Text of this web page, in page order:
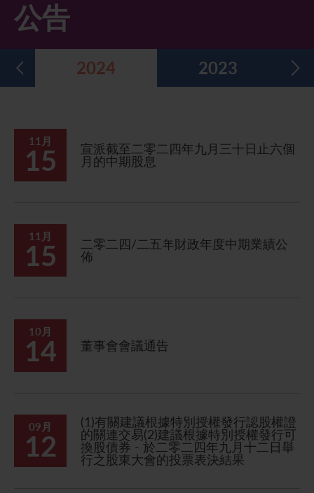
公司新聞
綜合資產負債表
五年財務摘要
投資者活動年曆
過去投資者活動
股息資料
分析師資料
常見問題
獎項與嘉許
股東通訊政策
公司通訊發布
公告
月報表/翌日披露報表
致非登記股東函件
股東會委任表格
股份購回報告 (於二零零八年七月四日或之前)
公告 (補發已遺失的股份證明書)
董事委員會
股東權利
董事會對環境、社會及管治事宜的監管
環境、社會及管治報告
聯合國可持續發展目標
社會責任網站 (英文版)
新聞和資源
多媒體資料庫
公告
2024 2023
11月
15
宣派截至二零二四年九月三十日止六個
月的中期股息
11月
15
二零二四/二五年財政年度中期業績公
佈
10月
14 董事會會議通告
09月
12
(1)有關建議根據特別授權發行認股權證
的關連交易(2)建議根據特別授權發行可
換股債券 - 於二零二四年九月十二日舉
行之股東大會的投票表決結果